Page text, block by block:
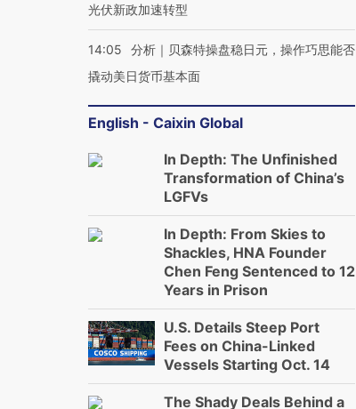
光伏新政加速转型
14:05
分析｜贝森特操盘稳日元，操作巧思能否
撬动美日货币基本面
English - Caixin Global
In Depth: The Unfinished
Transformation of China’s
LGFVs
In Depth: From Skies to
Shackles, HNA Founder
Chen Feng Sentenced to 12
Years in Prison
U.S. Details Steep Port
Fees on China-Linked
Vessels Starting Oct. 14
The Shady Deals Behind a